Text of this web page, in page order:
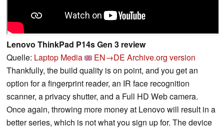
Lenovo ThinkPad P14s Gen 3 review
Quelle: Laptop Media EN→DE Archive.org version
Thankfully, the build quality is on point, and you get an
option for a fingerprint reader, an IR face recognition
scanner, a privacy shutter, and a Full HD Web camera.
Once again, throwing more money at Lenovo will result in a
better series, which is not what you sign up for. The device